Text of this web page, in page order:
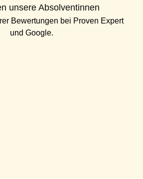
unsere Absolventinnen
Bewertungen bei Proven Expert
und Google.